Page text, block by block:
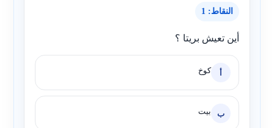
النقاط: 1
أين تعيش بريتا ؟
أ كوخ
ب بيت